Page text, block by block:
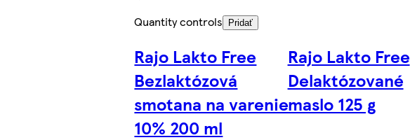
Quantity controls
Pridať
Rajo Lakto Free
Bezlaktózová
smotana na varenie
10% 200 ml
Rajo Lakto Free
Delaktózované
maslo 125 g